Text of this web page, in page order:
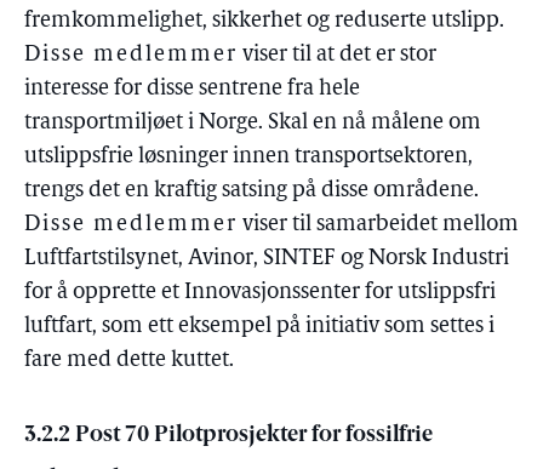
fremkommelighet, sikkerhet og reduserte utslipp.
Disse medlemmer viser til at det er stor
interesse for disse sentrene fra hele
transportmiljøet i Norge. Skal en nå målene om
utslippsfrie løsninger innen transportsektoren,
trengs det en kraftig satsing på disse områdene.
Disse medlemmer viser til samarbeidet mellom
Luftfartstilsynet, Avinor, SINTEF og Norsk Industri
for å opprette et Innovasjonssenter for utslippsfri
luftfart, som ett eksempel på initiativ som settes i
fare med dette kuttet.
3.2.2 Post 70 Pilotprosjekter for fossilfrie